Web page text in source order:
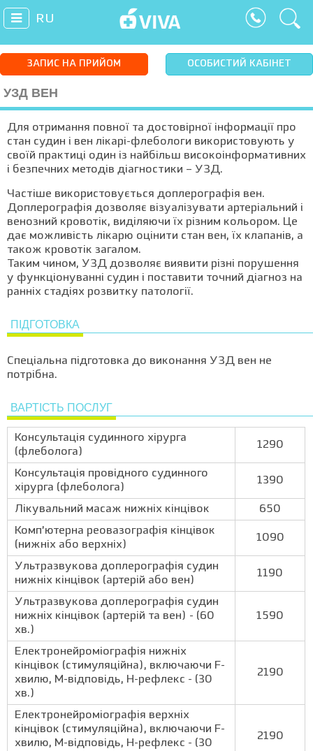
RU
ЗАПИС НА ПРИЙОМ ОСОБИСТИЙ КАБІНЕТ
УЗД ВЕН
Для отримання повної та достовірної інформації про
стан судин і вен лікарі-флебологи використовують у
своїй практиці один із найбільш високоінформативних
і безпечних методів діагностики – УЗД.
Частіше використовується доплерографія вен.
Доплерографія дозволяє візуалізувати артеріальний і
венозний кровотік, виділяючи їх різним кольором. Це
дає можливість лікарю оцінити стан вен, їх клапанів, а
також кровотік загалом.
Таким чином, УЗД дозволяє виявити різні порушення
у функціонуванні судин і поставити точний діагноз на
ранніх стадіях розвитку патології.
ПІДГОТОВКА
Спеціальна підготовка до виконання УЗД вен не
потрібна.
ВАРТІСТЬ ПОСЛУГ
Консультація судинного хірурга
(флеболога)
1290
Консультація провідного судинного
хірурга (флеболога)
1390
Лікувальний масаж нижніх кінцівок
650
Комп’ютерна реовазографія кінцівок
(нижніх або верхніх)
1090
Ультразвукова доплерографія судин
нижніх кінцівок (артерій або вен)
1190
Ультразвукова доплерографія судин
нижніх кінцівок (артерій та вен) - (60
хв.)
1590
Електронейроміографія нижніх
кінцівок (стимуляційна), включаючи F-
хвилю, М-відповідь, Н-рефлекс - (30
хв.)
2190
Електронейроміографія верхніх
кінцівок (стимуляційна), включаючи F-
хвилю, М-відповідь, Н-рефлекс - (30
2190